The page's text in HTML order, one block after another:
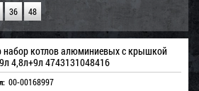
36 48
набор котлов алюминиевых с крышкой
4,8л+9л 4743131048416
00-00168997